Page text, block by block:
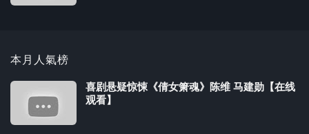
本月人氣榜
喜剧悬疑惊悚《倩女箫魂》陈维 马建勋【在线
观看】